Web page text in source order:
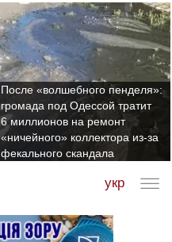
После «волшебного пенделя»:
громада под Одессой тратит
6 миллионов на ремонт
«ничейного» коллектора из-за
фекального скандала
укр